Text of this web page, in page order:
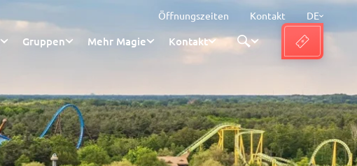
Öffnungszeiten Kontakt DE
Gruppen Mehr Magie Kontakt